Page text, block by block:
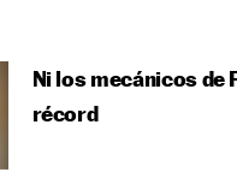
Ni los mecánicos de
récord